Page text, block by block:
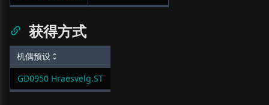
获得方式
机偶预设
GD0950 Hraesvelg.ST